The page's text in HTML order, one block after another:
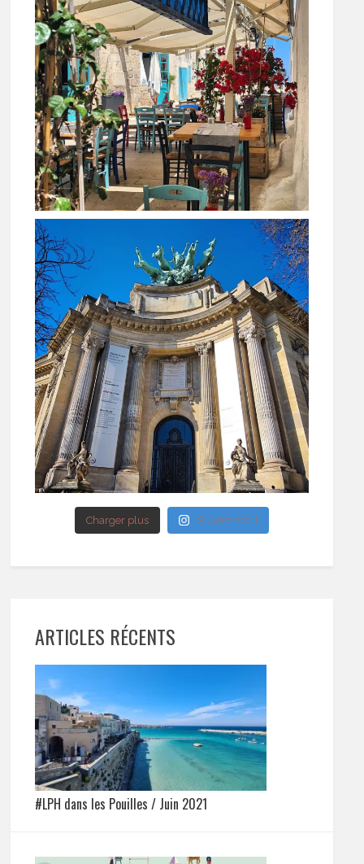
Charger plus Suivez-moi !
ARTICLES RÉCENTS
#LPH dans les Pouilles / Juin 2021